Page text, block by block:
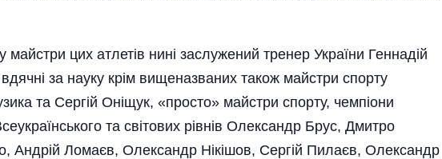
цих атлетів нині заслужений тренер України Геннадій
за науку крім вищеназваних також майстри спорту
та Сергій Оніщук, «просто» майстри спорту, чемпіони
та світових рівнів Олександр Брус, Дмитро
Андрій Ломаєв, Олександр Нікішов, Сергій Пилаєв, Олександр